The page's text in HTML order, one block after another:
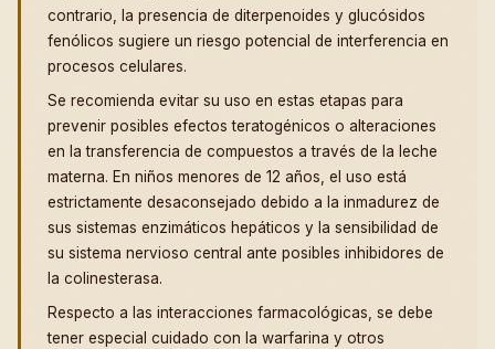
contrario, la presencia de diterpenoides y glucósidos
fenólicos sugiere un riesgo potencial de interferencia en
procesos celulares.
Se recomienda evitar su uso en estas etapas para
prevenir posibles efectos teratogénicos o alteraciones
en la transferencia de compuestos a través de la leche
materna. En niños menores de 12 años, el uso está
estrictamente desaconsejado debido a la inmadurez de
sus sistemas enzimáticos hepáticos y la sensibilidad de
su sistema nervioso central ante posibles inhibidores de
la colinesterasa.
Respecto a las interacciones farmacológicas, se debe
tener especial cuidado con la warfarina y otros